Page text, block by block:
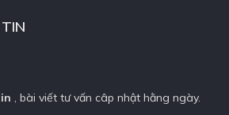
, bài viết tư vấn câp nhật hằng ngày.